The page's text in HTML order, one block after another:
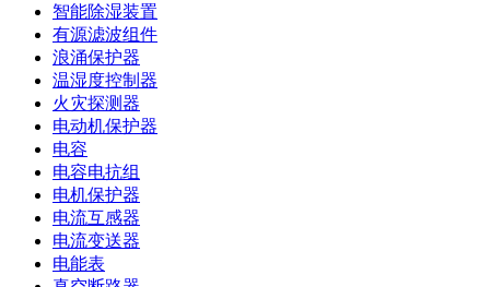
智能除湿装置
有源滤波组件
浪涌保护器
温湿度控制器
火灾探测器
电动机保护器
电容
电容电抗组
电机保护器
电流互感器
电流变送器
电能表